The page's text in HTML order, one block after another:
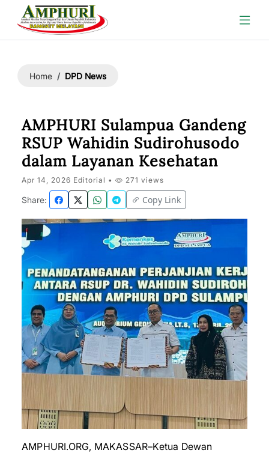
Home DPD News
AMPHURI Sulampua Gandeng
RSUP Wahidin Sudirohusodo
dalam Layanan Kesehatan
Apr 14, 2026 Editorial • 271 views
Share: Copy Link
AMPHURI.ORG, MAKASSAR–Ketua Dewan